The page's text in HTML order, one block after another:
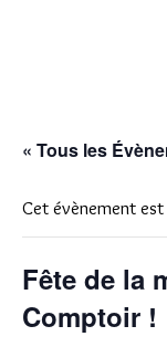
« Tous les
Cet évènement est
Fête de la
Comptoir !